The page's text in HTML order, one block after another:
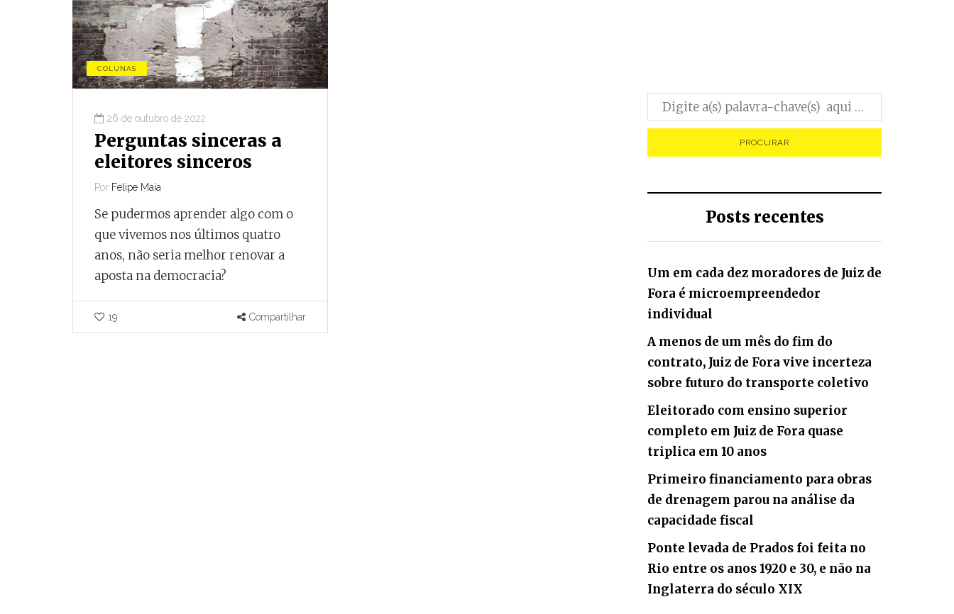
COLUNAS
26 de outubro de 2022
Perguntas sinceras a
eleitores sinceros
Por Felipe Maia
Se pudermos aprender algo com o
que vivemos nos últimos quatro
anos, não seria melhor renovar a
aposta na democracia?
19 Compartilhar
Compartilhar
Posts recentes
Um em cada dez moradores de Juiz de
Fora é microempreendedor
individual
A menos de um mês do fim do
contrato, Juiz de Fora vive incerteza
sobre futuro do transporte coletivo
Eleitorado com ensino superior
completo em Juiz de Fora quase
triplica em 10 anos
Primeiro financiamento para obras
de drenagem parou na análise da
capacidade fiscal
Ponte levada de Prados foi feita no
Rio entre os anos 1920 e 30, e não na
Inglaterra do século XIX